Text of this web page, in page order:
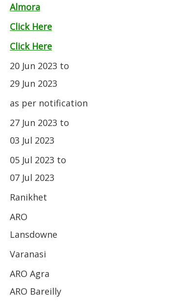
Almora
Click Here
Click Here
20 Jun 2023 to
29 Jun 2023
as per notification
27 Jun 2023 to
03 Jul 2023
05 Jul 2023 to
07 Jul 2023
Ranikhet
ARO
Lansdowne
Varanasi
ARO Agra
ARO Bareilly